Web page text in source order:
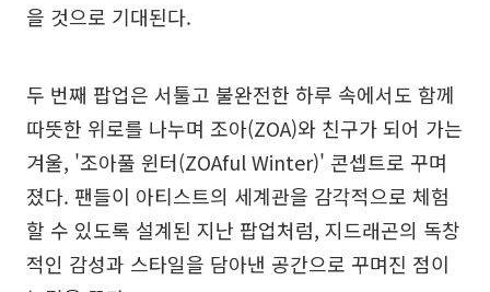
을 것으로 기대된다.
두 번째 팝업은 서툴고 불완전한 하루 속에서도 함께
따뜻한 위로를 나누며 조아(ZOA)와 친구가 되어 가는
겨울, '조아풀 윈터(ZOAful Winter)' 콘셉트로 꾸며
졌다. 팬들이 아티스트의 세계관을 감각적으로 체험
할 수 있도록 설계된 지난 팝업처럼, 지드래곤의 독창
적인 감성과 스타일을 담아낸 공간으로 꾸며진 점이